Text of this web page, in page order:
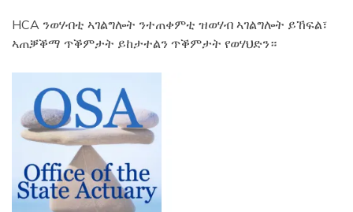
HCA ንወሃብቲ ኣገልግሎት ንተጠቀምቲ ዝወሃብ ኣገልግሎት ይኸፍል፣
ኣጠቓቕማ ጥቕምታት ይከታተልን ጥቕምታት የወሃህድን።